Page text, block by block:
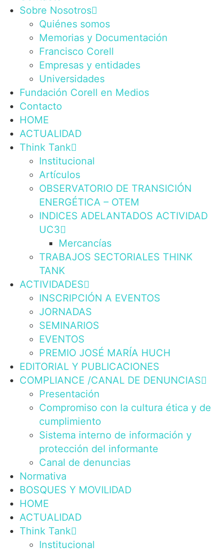
Sobre Nosotros
Quiénes somos
Memorias y Documentación
Francisco Corell
Empresas y entidades
Universidades
Fundación Corell en Medios
Contacto
HOME
ACTUALIDAD
Think Tank
Institucional
Artículos
OBSERVATORIO DE TRANSICIÓN
ENERGÉTICA – OTEM
INDICES ADELANTADOS ACTIVIDAD
UC3
Mercancías
TRABAJOS SECTORIALES THINK
TANK
ACTIVIDADES
INSCRIPCIÓN A EVENTOS
JORNADAS
SEMINARIOS
EVENTOS
PREMIO JOSÉ MARÍA HUCH
EDITORIAL Y PUBLICACIONES
COMPLIANCE /CANAL DE DENUNCIAS
Presentación
Compromiso con la cultura ética y de
cumplimiento
Sistema interno de información y
protección del informante
Canal de denuncias
Normativa
BOSQUES Y MOVILIDAD
HOME
ACTUALIDAD
Think Tank
Institucional